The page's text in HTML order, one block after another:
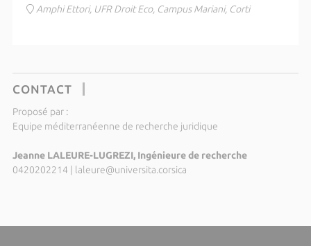
Amphi Ettori, UFR Droit Eco, Campus Mariani, Corti
CONTACT
Proposé par :
Equipe méditerranéenne de recherche juridique
Jeanne LALEURE-LUGREZI, Ingénieure de recherche
0420202214 | laleure@universita.corsica